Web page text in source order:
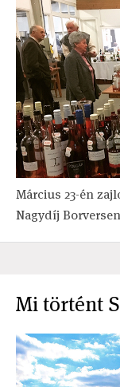
Március 23-én
Nagydíj
Mi történt